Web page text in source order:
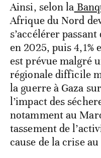
Ainsi, selon la
Afrique du Nord
s’accélérer passant
en 2025, puis 4,1%
est prévue malgré
régionale difficile
la guerre à Gaza
l’impact des
notamment au
tassement de
cause de la crise